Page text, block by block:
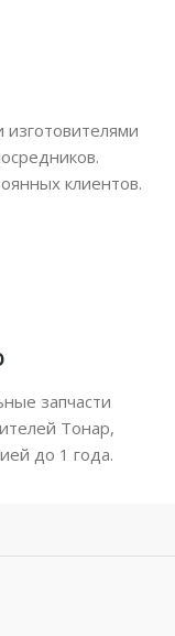
клиентов.
запчасти
Тонар,
до 1 года.